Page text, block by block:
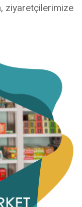
ziyaretçilerimize